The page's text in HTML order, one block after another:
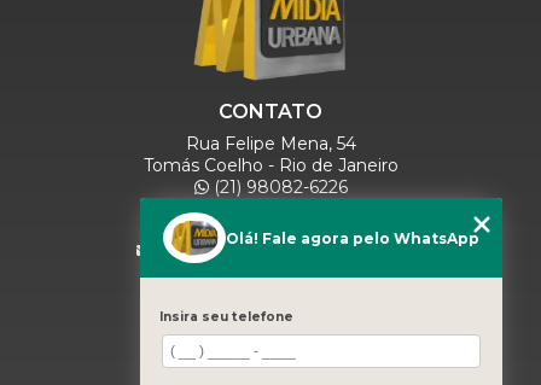
CONTATO
Rua Felipe Mena, 54
Tomás Coelho - Rio de Janeiro
(21) 98082-6226
(21) 97280-9600
(11) 93071-5918
comercialmidiaurbana@gmail.com
Olá! Fale agora pelo WhatsApp
Insira seu telefone